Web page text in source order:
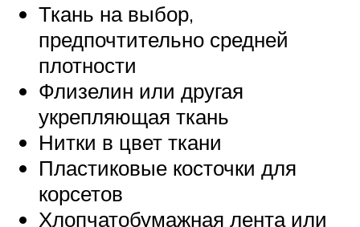
Ткань на выбор,
предпочтительно средней
плотности
Флизелин или другая
укрепляющая ткань
Нитки в цвет ткани
Пластиковые косточки для
корсетов
Хлопчатобумажная лента или